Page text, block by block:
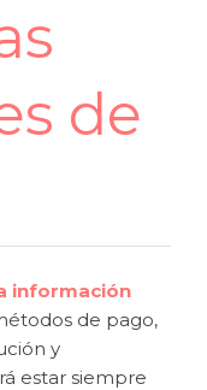
de
información
de pago,
y
estar siempre